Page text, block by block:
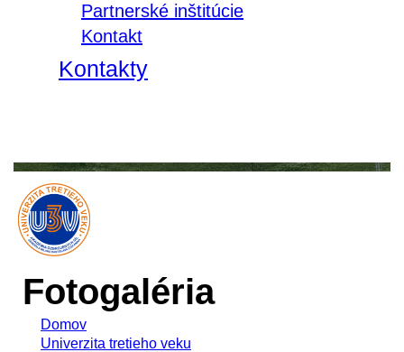
Partnerské inštitúcie
Kontakt
Kontakty
Fotogaléria
Domov
Univerzita tretieho veku